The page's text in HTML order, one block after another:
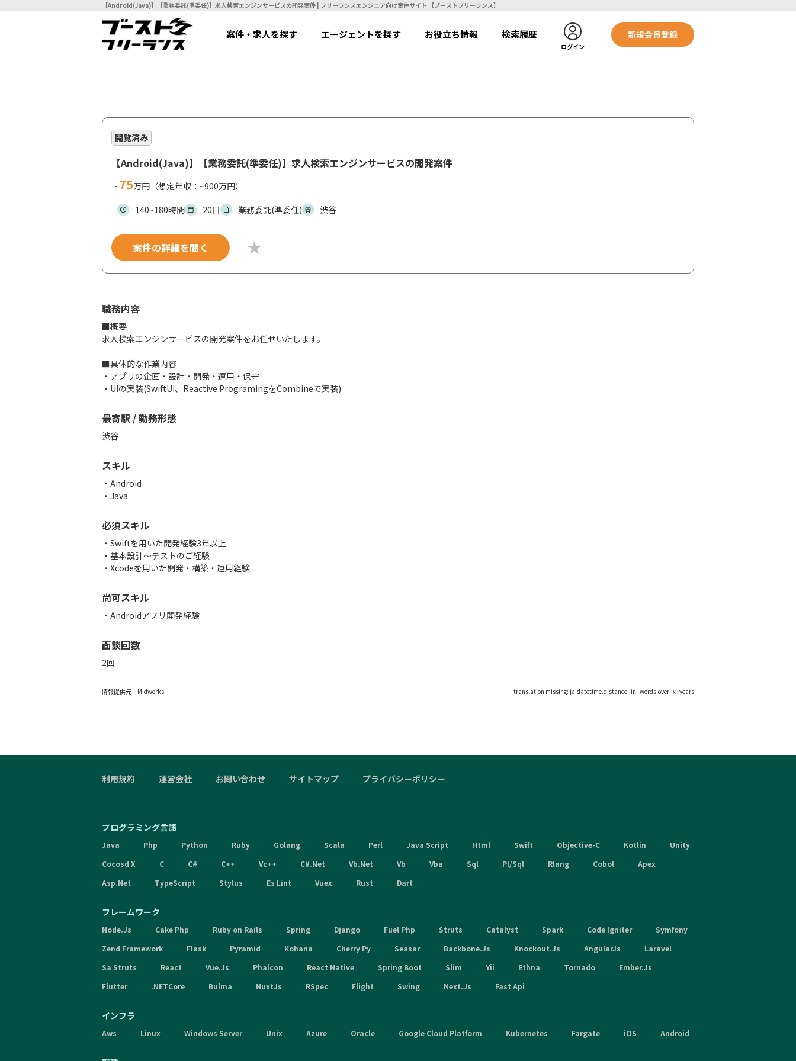
【Android(Java)】【業務委託(準委任)】求人検索エンジンサービスの開発案件 | フリーランスエンジニア向け案件サイト 【ブーストフリーランス】
案件・求人を探す エージェントを探す お役立ち情報 検索履歴
ログイン
新規会員登録
閲覧済み
【Android(Java)】【業務委託(準委任)】求人検索エンジンサービスの開発案件
~75万円（想定年収：~900万円）
140~180時間
20日 業務委託(準委任) 渋谷
案件の詳細を聞く
職務内容
■概要
求人検索エンジンサービスの開発案件をお任せいたします。
■具体的な作業内容
・アプリの企画・設計・開発・運用・保守
・UIの実装(SwiftUI、Reactive ProgramingをCombineで実装)
最寄駅 / 勤務形態
渋谷
スキル
Android
Java
必須スキル
・Swiftを用いた開発経験3年以上
・基本設計～テストのご経験
・Xcodeを用いた開発・構築・運用経験
尚可スキル
・Androidアプリ開発経験
面談回数
2回
情報提供元： Midworks translation missing: ja.datetime.distance_in_words.over_x_years
利用規約 運営会社 お問い合わせ サイトマップ プライバシーポリシー
プログラミング言語
Java Php Python Ruby Golang Scala Perl Java Script Html Swift Objective-C Kotlin
Unity
Cocosd X
C C# C++ Vc++ C#.Net Vb.Net Vb Vba Sql Pl/Sql Rlang Cobol
Apex
Asp.Net
TypeScript Stylus Es Lint Vuex Rust Dart
フレームワーク
Node.Js Cake Php Ruby on Rails Spring Django Fuel Php Struts Catalyst Spark Code Igniter
Symfony
Zend Framework
Flask Pyramid Kohana Cherry Py Seasar Backbone.Js Knockout.Js AngularJs
Laravel
Sa Struts
React Vue.Js Phalcon React Native Spring Boot Slim Yii Ethna Tornado
Ember.Js
Flutter
.NETCore Bulma NuxtJs RSpec Flight Swing Next.Js Fast Api
インフラ
Aws Linux Windows Server Unix Azure Oracle Google Cloud Platform Kubernetes Fargate iOS Android